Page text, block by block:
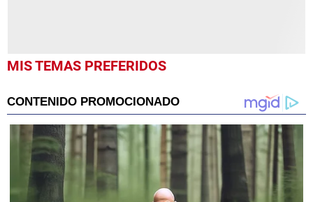
MIS TEMAS PREFERIDOS